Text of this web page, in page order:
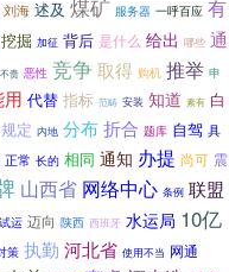
刘海 述及 煤矿 服务器 一呼百应 有
挖掘 加征 背后 是什么 给出 哪些 通
不贵 恶性 竞争取得 购机 推举 申
代替 指标 范畴 安装 知道 素有 白
规定 内地 分布折合 题库 自驾 具
正常 长的 相同 通知 办提 尚可 震
山西省 网络中心 条例 联盟
试运 迈向 陕西 西班牙 水运局 10亿
策 执勤 河北省 使用不当 网通